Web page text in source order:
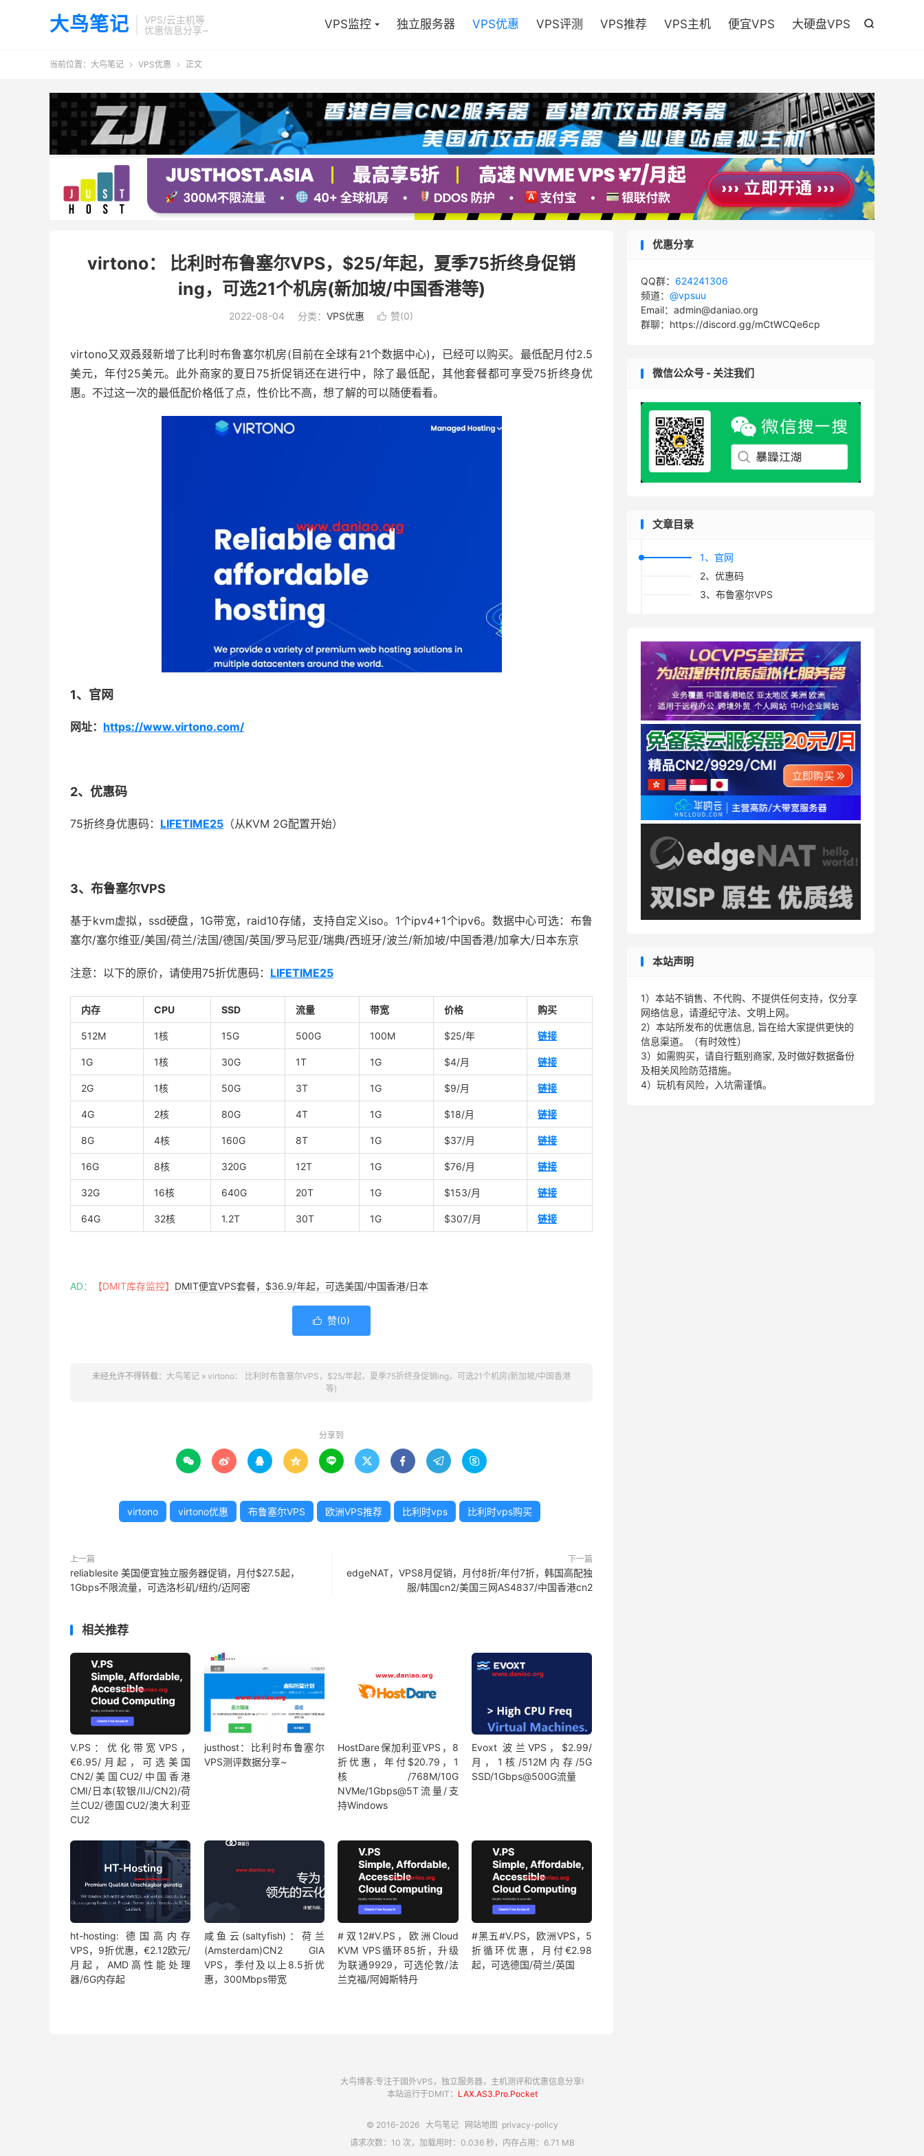
大鸟笔记
VPS/云主机等
优惠信息分享~

VPS监控 独立服务器 VPS优惠 VPS评测 VPS推荐 VPS主机 便宜VPS 大硬盘VPS
当前位置： 大鸟笔记  VPS优惠  正文
virtono： 比利时布鲁塞尔VPS，$25/年起，夏季75折终身促销
ing，可选21个机房(新加坡/中国香港等)
2022-08-04 分类： VPS优惠  赞(0)
virtono又双叒叕新增了比利时布鲁塞尔机房(目前在全球有21个数据中心)，已经可以购买。最低配月付2.5
美元，年付25美元。此外商家的夏日75折促销还在进行中，除了最低配，其他套餐都可享受75折终身优
惠。不过这一次的最低配价格低了点，性价比不高，想了解的可以随便看看。
1、官网
网址： https://www.virtono.com/
2、优惠码
75折终身优惠码： LIFETIME25 （从KVM 2G配置开始）
3、布鲁塞尔VPS
基于kvm虚拟，ssd硬盘，1G带宽，raid10存储，支持自定义iso。1个ipv4+1个ipv6。数据中心可选：布鲁
塞尔/塞尔维亚/美国/荷兰/法国/德国/英国/罗马尼亚/瑞典/西班牙/波兰/新加坡/中国香港/加拿大/日本东京
注意：以下的原价，请使用75折优惠码： LIFETIME25
内存 CPU SSD 流量 带宽 价格 购买
512M 1核 15G 500G 100M $25/年 链接
1G 1核 30G 1T 1G $4/月 链接
2G 1核 50G 3T 1G $9/月 链接
4G 2核 80G 4T 1G $18/月 链接
8G 4核 160G 8T 1G $37/月 链接
16G 8核 320G 12T 1G $76/月 链接
32G 16核 640G 20T 1G $153/月 链接
64G 32核 1.2T 30T 1G $307/月 链接
AD： 【DMIT库存监控】 DMIT便宜VPS套餐，$36.9/年起，可选美国/中国香港/日本
 赞(0)
未经允许不得转载： 大鸟笔记 » virtono： 比利时布鲁塞尔VPS，$25/年起，夏季75折终身促销ing，可选21个机房(新加坡/中国香港
等)
分享到
        
virtono virtono优惠 布鲁塞尔VPS 欧洲VPS推荐 比利时vps 比利时vps购买
上一篇
reliablesite 美国便宜独立服务器促销，月付$27.5起，
1Gbps不限流量，可选洛杉矶/纽约/迈阿密
下一篇
edgeNAT，VPS8月促销，月付8折/年付7折，韩国高配独
服/韩国cn2/美国三网AS4837/中国香港cn2
相关推荐
V.PS：优化带宽VPS，
€6.95/月起，可选美国
CN2/美国CU2/中国香港
CMI/日本(软银/IIJ/CN2)/荷
兰CU2/德国CU2/澳大利亚
CU2
justhost：比利时布鲁塞尔
VPS测评数据分享~
HostDare保加利亚VPS，8
折优惠，年付$20.79，1
核/768M/10G
NVMe/1Gbps@5T流量/支
持Windows
Evoxt 波兰VPS，$2.99/
月，1核/512M内存/5G
SSD/1Gbps@500G流量
ht-hosting: 德国高内存
VPS，9折优惠，€2.12欧元/
月起，AMD高性能处理
器/6G内存起
咸鱼云(saltyfish)：荷兰
(Amsterdam)CN2 GIA
VPS，季付及以上8.5折优
惠，300Mbps带宽
#双12#V.PS，欧洲Cloud
KVM VPS循环85折，升级
为联通9929，可选伦敦/法
兰克福/阿姆斯特丹
#黑五#V.PS，欧洲VPS，5
折循环优惠，月付€2.98
起，可选德国/荷兰/英国
优惠分享
QQ群： 624241306
频道： @vpsuu
Email：admin@daniao.org
群聊：https://discord.gg/mCtWCQe6cp
微信公众号 - 关注我们
文章目录
1、官网
2、优惠码
3、布鲁塞尔VPS
本站声明
1）本站不销售、不代购、不提供任何支持，仅分享
网络信息，请遵纪守法、文明上网。
2）本站所发布的优惠信息, 旨在给大家提供更快的
信息渠道。（有时效性）
3）如需购买，请自行甄别商家, 及时做好数据备份
及相关风险防范措施。
4）玩机有风险，入坑需谨慎。
大鸟博客:专注于国外VPS，独立服务器，主机测评和优惠信息分享!
本站运行于DMIT： LAX.AS3.Pro.Pocket
© 2016-2026 大鸟笔记 网站地图 privacy-policy
请求次数：10 次，加载用时：0.036 秒，内存占用：6.71 MB